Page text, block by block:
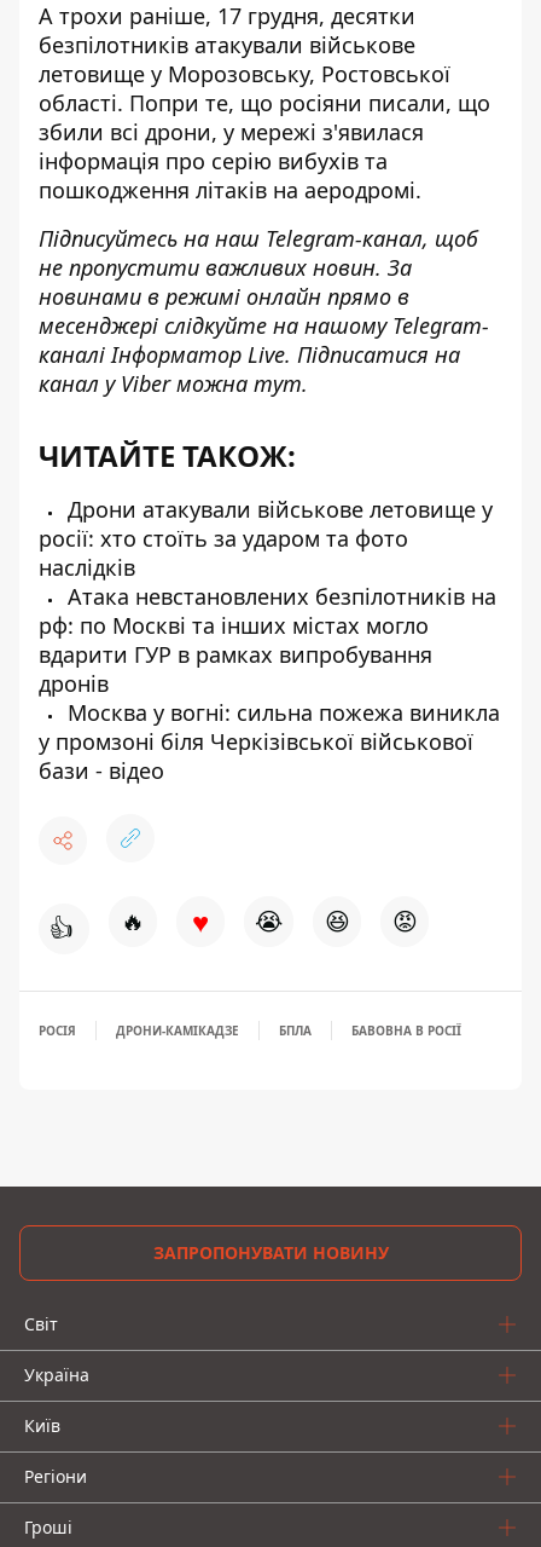
А трохи раніше, 17 грудня, десятки
безпілотників атакували військове
летовище у Морозовську, Ростовської
області. Попри те, що росіяни писали, що
збили всі дрони, у мережі з'явилася
інформація про серію вибухів та
пошкодження літаків на аеродромі.
Підписуйтесь на наш Telegram-канал, щоб
не пропустити важливих новин. За
новинами в режимі онлайн прямо в
месенджері слідкуйте на нашому Telegram-
каналіІнформатор Live. Підписатися на
канал у Viber можна тут.
ЧИТАЙТЕ ТАКОЖ:
Дрони атакували військове летовище у
росії: хто стоїть за ударом та фото
наслідків
Атака невстановлених безпілотників на
рф: по Москві та інших містах могло
вдарити ГУР в рамках випробування
дронів
Москва у вогні: сильна пожежа виникла
у промзоні біля Черкізівської військової
бази - відео
👍 🔥 ♥ 😭 😆 😡
РОСІЯ ДРОНИ-КАМІКАДЗЕ БПЛА БАВОВНА В РОСІЇ
ЗАПРОПОНУВАТИ НОВИНУ
Світ
Україна
Київ
Регіони
Гроші